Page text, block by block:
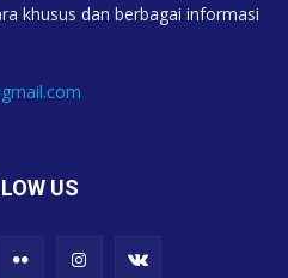
khusus dan berbagai informasi
US